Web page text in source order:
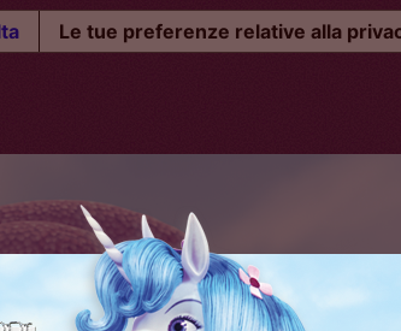
Le tue preferenze relative alla